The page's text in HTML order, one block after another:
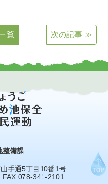
覧 次の記事 ≫
整備課
手通5丁目10番1号
078-341-2101